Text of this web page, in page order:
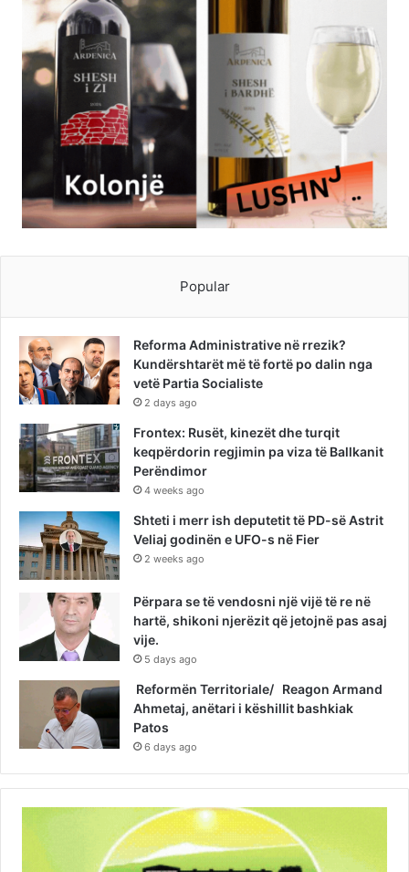
Popular
Reforma Administrative në rrezik?
Kundërshtarët më të fortë po dalin nga
vetë Partia Socialiste
2 days ago
Frontex: Rusët, kinezët dhe turqit
keqpërdorin regjimin pa viza të Ballkanit
Perëndimor
4 weeks ago
Shteti i merr ish deputetit të PD-së Astrit
Veliaj godinën e UFO-s në Fier
2 weeks ago
Përpara se të vendosni një vijë të re në
hartë, shikoni njerëzit që jetojnë pas asaj
vije.
5 days ago
Reformën Territoriale/ Reagon Armand
Ahmetaj, anëtari i këshillit bashkiak
Patos
6 days ago